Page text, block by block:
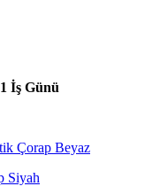
1 İş Günü